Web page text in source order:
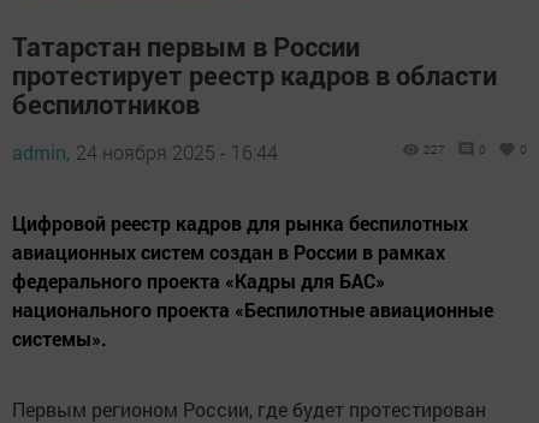
Татарстан первым в России
протестирует реестр кадров в области
беспилотников
admin, 24 ноября 2025 - 16:44 227 0 0
Цифровой реестр кадров для рынка беспилотных
авиационных систем создан в России в рамках
федерального проекта «Кадры для БАС»
национального проекта «Беспилотные авиационные
системы».
Первым регионом России, где будет протестирован